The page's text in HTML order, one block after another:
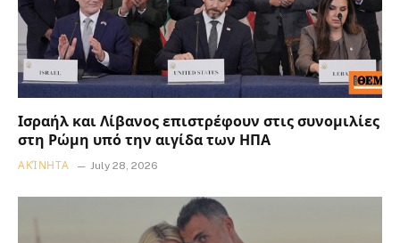
Ισραήλ και Λίβανος επιστρέφουν στις συνομιλίες
στη Ρώμη υπό την αιγίδα των ΗΠΑ
ΑΚΊΝΗΤΑ July 28, 2026